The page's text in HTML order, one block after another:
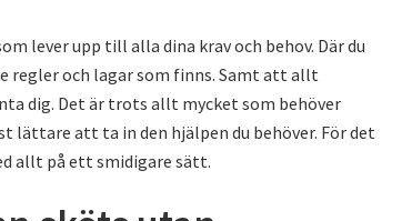
lever upp till alla dina krav och behov. Där du
regler och lagar som finns. Samt att allt
dig. Det är trots allt mycket som behöver
lättare att ta in den hjälpen du behöver. För det
allt på ett smidigare sätt.